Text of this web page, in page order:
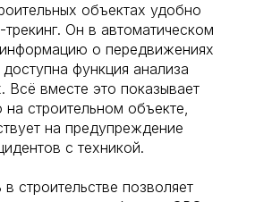
объектах удобно
трекинг. Он в автоматическом
о передвижениях
функция анализа
Всё вместе это показывает
строительном объекте,
на предупреждение
с техникой.
строительстве позволяет